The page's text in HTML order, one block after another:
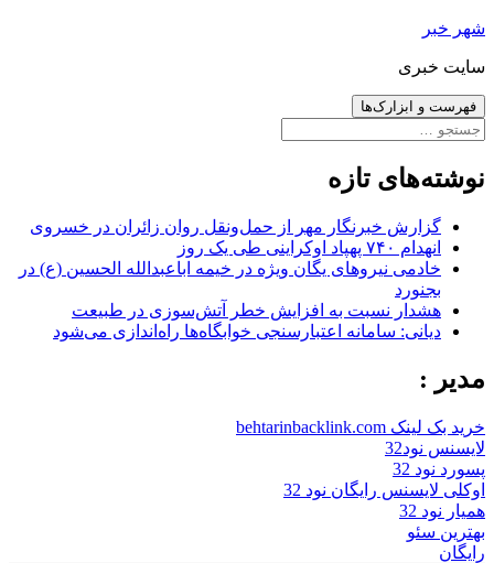
رفتن
نوشته‌ها
شهر خبر
سایت خبری
فهرست و ابزارک‌ها
جستجو
نوشته‌های تازه
گزارش خبرنگار مهر از حمل‌ونقل روان زائران در خسروی
انهدام ۷۴۰ پهپاد اوکراینی طی یک روز
خادمی نیروهای یگان ویژه در خیمه اباعبدالله الحسین (ع) در
بجنورد
هشدار نسبت به افزایش خطر آتش‌سوزی در طبیعت
دیانی: سامانه اعتبارسنجی خوابگاه‌ها راه‌اندازی می‌شود
مدیر :
خرید بک لینک behtarinbacklink.com
لایسنس نود32
پسورد نود 32
اوکلی لایسنس رایگان نود 32
همیار نود 32
بهترین سئو
رایگان